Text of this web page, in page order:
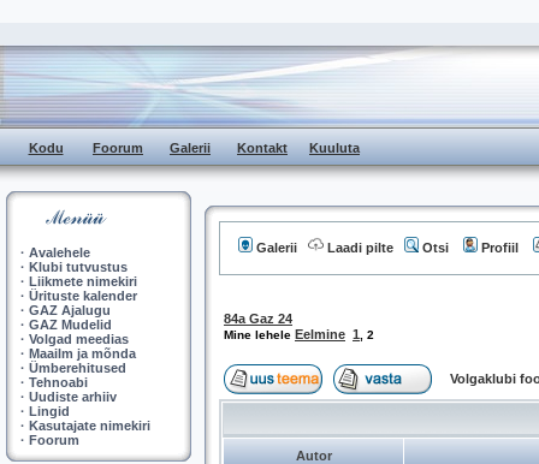
Kodu Foorum Galerii Kontakt Kuuluta
· Avalehele
· Klubi tutvustus
· Liikmete nimekiri
· Ürituste kalender
· GAZ Ajalugu
· GAZ Mudelid
· Volgad meedias
· Maailm ja mõnda
· Ümberehitused
· Tehnoabi
· Uudiste arhiiv
· Lingid
· Kasutajate nimekiri
· Foorum
Galerii Laadi pilte Otsi Profiil
84a Gaz 24
Mine lehele Eelmine 1 2
Volgaklubi
Autor